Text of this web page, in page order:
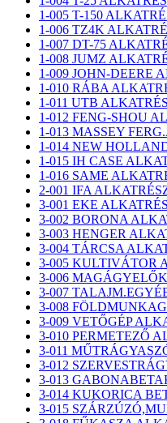
1-005 T-150
1-006 TZ4K
1-007 DT-75
1-008 JUMZ
1-009 JOHN-DEERE
1-010 RÁBA
1-011 UTB
1-012 FENG-SHOU
1-013 MASSEY
1-014 NEW
1-015 IH CASE
1-016 SAME
2-001 IFA
3-001 EKE
3-002 BORONA
3-003 HENGER
3-004 TÁRCSA
3-005 KULTIVÁTOR
3-006
3-007
3-008
3-009 VETŐGÉP
3-010 PERMETEZŐ
3-011
3-012
3-013
3-014 KUKORICA
3-015